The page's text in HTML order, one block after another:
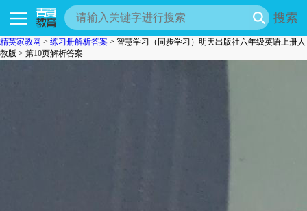
搜索
精英家教网 > 练习册解析答案 > 智慧学习（同步学习）明天出版社六年级英语上册人
教版 > 第10页解析答案